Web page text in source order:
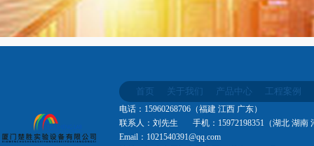
首页 关于我们 产品中心 工程案例
电话：15960268706（福建 江西 广东）
联系人：刘先生 手机：15972198351（湖北 湖南
Email：1021540391@qq.com